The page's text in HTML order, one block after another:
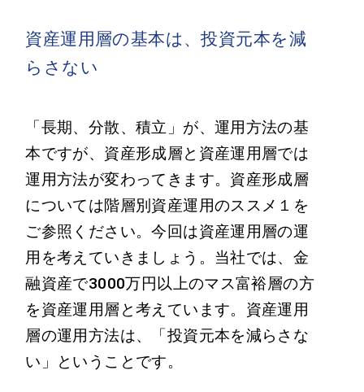
資産運用層の基本は、投資元本を減
らさない
「長期、分散、積立」が、運用方法の基
本ですが、資産形成層と資産運用層では
運用方法が変わってきます。資産形成層
については階層別資産運用のススメ１を
ご参照ください。今回は資産運用層の運
用を考えていきましょう。当社では、金
融資産で3000万円以上のマス富裕層の方
を資産運用層と考えています。資産運用
層の運用方法は、「投資元本を減らさな
い」ということです。